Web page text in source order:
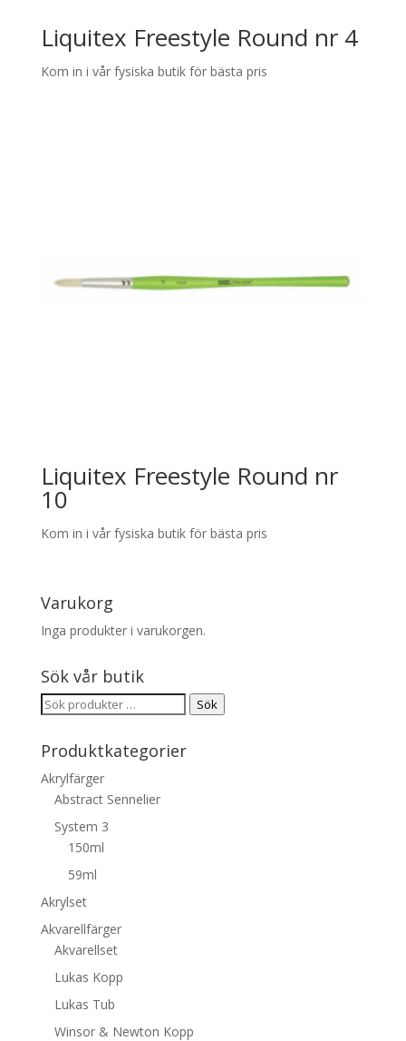
Liquitex Freestyle Round nr 4
Kom in i vår fysiska butik för bästa pris
Liquitex Freestyle Round nr
10
Kom in i vår fysiska butik för bästa pris
Varukorg
Inga produkter i varukorgen.
Sök vår butik
Sök
Sök
Produktkategorier
Akrylfärger
Abstract Sennelier
System 3
150ml
59ml
Akrylset
Akvarellfärger
Akvarellset
Lukas Kopp
Lukas Tub
Winsor & Newton Kopp